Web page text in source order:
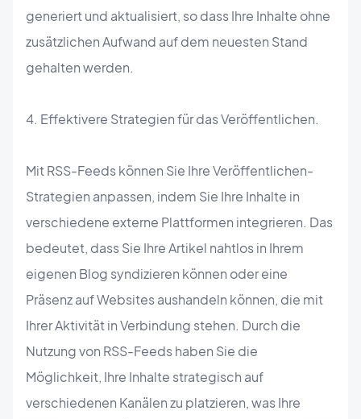
generiert und aktualisiert, so dass Ihre Inhalte ohne
zusätzlichen Aufwand auf dem neuesten Stand
gehalten werden.
4. Effektivere Strategien für das Veröffentlichen.
Mit RSS-Feeds können Sie Ihre Veröffentlichen-
Strategien anpassen, indem Sie Ihre Inhalte in
verschiedene externe Plattformen integrieren. Das
bedeutet, dass Sie Ihre Artikel nahtlos in Ihrem
eigenen Blog syndizieren können oder eine
Präsenz auf Websites aushandeln können, die mit
Ihrer Aktivität in Verbindung stehen. Durch die
Nutzung von RSS-Feeds haben Sie die
Möglichkeit, Ihre Inhalte strategisch auf
verschiedenen Kanälen zu platzieren, was Ihre